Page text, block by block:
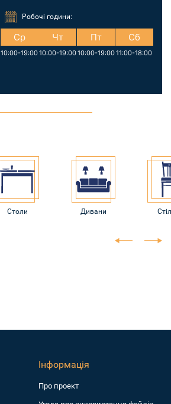
Робочі години:
Ср
10:00-19:00
Чт
10:00-19:00
Пт
10:00-19:00
Сб
11:00-18:00
Столи Дивани
Інформація
Про проект